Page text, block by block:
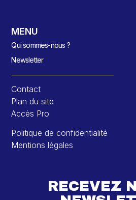
MENU
Qui sommes-nous ?
Newsletter
Contact
Plan du site
Accès Pro
Politique de confidentialité
Mentions légales
RECEVEZ